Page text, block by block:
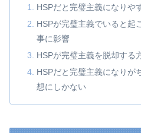
HSPだと完璧主義になりや
HSPが完璧主義でいると起
事に影響
HSPが完璧主義を脱却する
HSPだと完璧主義になりが
想にしかない